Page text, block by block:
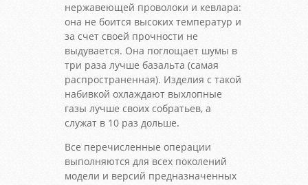
нержавеющей проволоки и кевлара:
она не боится высоких температур и
за счет своей прочности не
выдувается. Она поглощает шумы в
три раза лучше базальта (самая
распространенная). Изделия с такой
набивкой охлаждают выхлопные
газы лучше своих собратьев, а
служат в 10 раз дольше.
Все перечисленные операции
выполняются для всех поколений
модели и версий предназначенных